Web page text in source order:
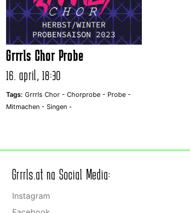
Grrrls Chor Probe
16. april, 18:30
Tags: Grrrls Chor - Chorprobe - Probe -
Mitmachen - Singen -
Grrrls.at na Social Media:
Instagram